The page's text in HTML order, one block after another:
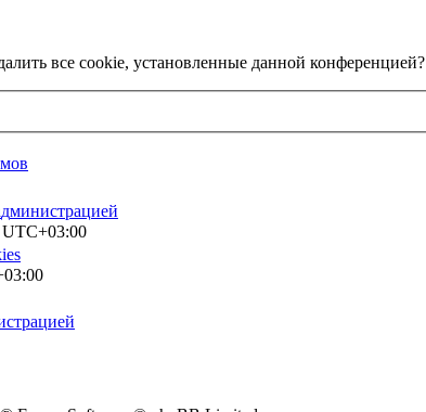
все cookie, установленные данной конференцией?
дминистрацией
UTC+03:00
страцией